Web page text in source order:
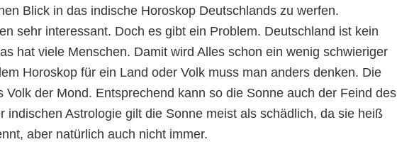
Blick in das indische Horoskop Deutschlands zu werfen.
sehr interessant. Doch es gibt ein Problem. Deutschland ist kein
hat viele Menschen. Damit wird Alles schon ein wenig schwieriger
Horoskop für ein Land oder Volk muss man anders denken. Die
Volk der Mond. Entsprechend kann so die Sonne auch der Feind des
indischen Astrologie gilt die Sonne meist als schädlich, da sie heiß
aber natürlich auch nicht immer.